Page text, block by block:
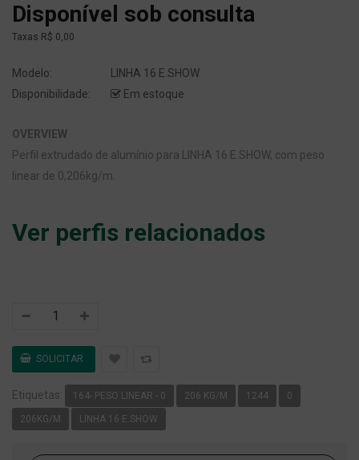
Disponível sob consulta
Taxas R$ 0,00
Modelo:
LINHA 16 E.SHOW
Disponibilidade:
Em estoque
OVERVIEW
Perfil extrudado de alumínio para LINHA 16 E.SHOW, com peso
linear de 0,206kg/m.
Ver perfis relacionados
Etiquetas: 164- PESO LINEAR - 0 206 KG/M 1244 0
206KG/M LINHA 16 E.SHOW